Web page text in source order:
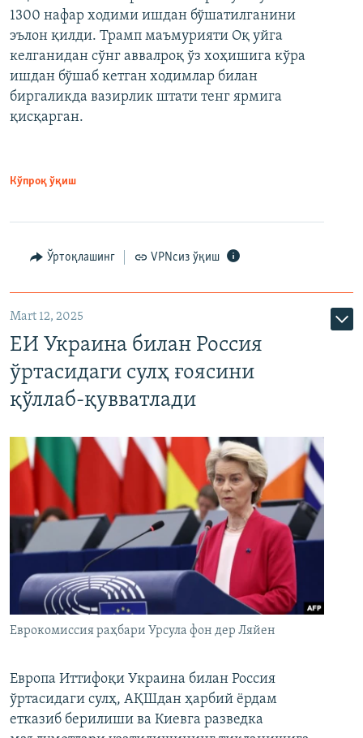
1300 нафар ходими ишдан бўшатилганини
эълон қилди. Трамп маъмурияти Оқ уйга
келганидан сўнг аввалроқ ўз хоҳишига кўра
ишдан бўшаб кетган ходимлар билан
биргаликда вазирлик штати тенг ярмига
қисқарган.
Кўпроқ ўқиш
Ўртоқлашинг VPNсиз ўқиш
Mart 12, 2025
ЕИ Украина билан Россия
ўртасидаги сулҳ ғоясини
қўллаб-қувватлади
Еврокомиссия раҳбари Урсула фон дер Ляйен
Европа Иттифоқи Украина билан Россия
ўртасидаги сулҳ, АҚШдан ҳарбий ёрдам
етказиб берилиши ва Киевга разведка